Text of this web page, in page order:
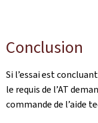
Conclusion
Si l’essai est
le requis de l’AT
commande de l’aide